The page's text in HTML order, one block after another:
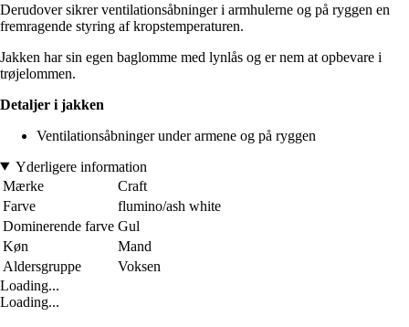
Derudover sikrer ventilationsåbninger i armhulerne og på ryggen en
fremragende styring af kropstemperaturen.
Jakken har sin egen baglomme med lynlås og er nem at opbevare i
trøjelommen.
Detaljer i jakken
Ventilationsåbninger under armene og på ryggen
Yderligere information
Mærke
Craft
Farve
flumino/ash white
Dominerende farve Gul
Køn
Mand
Aldersgruppe
Voksen
Loading...
Loading...